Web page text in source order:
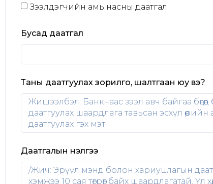
Зээлдэгчийн амь насны даатгал
Бусад даатгал
Таны даатгуулах зорилго, шалтгаан юу вэ?
Даатгалын үнэлгээ